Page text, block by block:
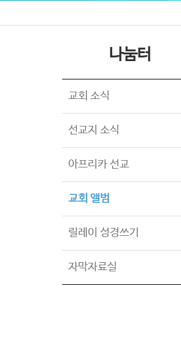
나눔터
교회 소식
선교지 소식
아프리카 선교
교회 앨범
릴레이 성경쓰기
자막자료실